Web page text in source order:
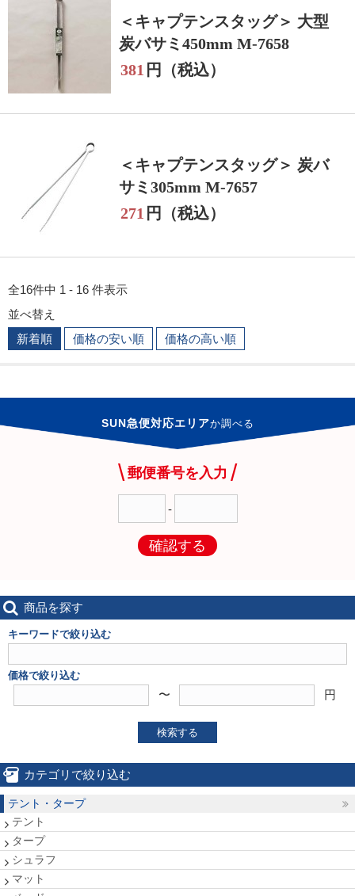
＜キャプテンスタッグ＞ 大型
炭バサミ450mm M-7658
381 円（税込）
＜キャプテンスタッグ＞ 炭バ
サミ305mm M-7657
271 円（税込）
全16件中 1 - 16 件表示
並べ替え
新着順
価格の安い順 価格の高い順
SUN急便対応エリアか調べる
郵便番号を入力
-
確認する
商品を探す
キーワードで絞り込む
価格で絞り込む
〜 円
検索する
カテゴリで絞り込む
テント・タープ
テント
タープ
シュラフ
マット